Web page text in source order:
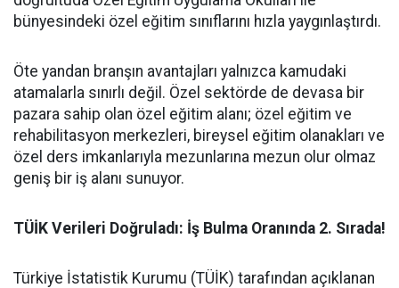
bünyesindeki özel eğitim sınıflarını hızla yaygınlaştırdı.
​Öte yandan branşın avantajları yalnızca kamudaki
atamalarla sınırlı değil. Özel sektörde de devasa bir
pazara sahip olan özel eğitim alanı; özel eğitim ve
rehabilitasyon merkezleri, bireysel eğitim olanakları ve
özel ders imkanlarıyla mezunlarına mezun olur olmaz
geniş bir iş alanı sunuyor.
​TÜİK Verileri Doğruladı: İş Bulma Oranında 2. Sırada!
​Türkiye İstatistik Kurumu (TÜİK) tarafından açıklanan